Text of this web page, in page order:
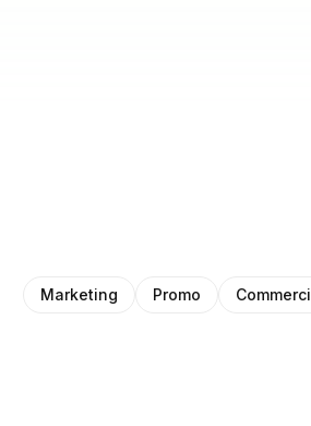
Marketing Promo